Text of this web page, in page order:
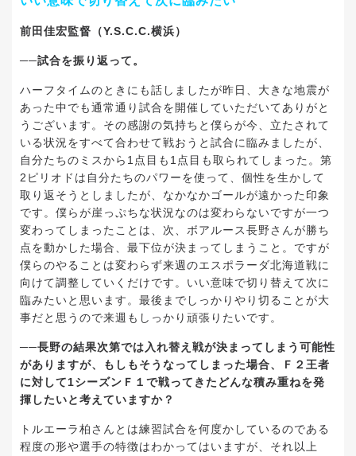
前田佳宏監督（Y.S.C.C.横浜）
──試合を振り返って。
ハーフタイムのときにも話しましたが昨日、大きな地震が
あった中でも通常通り試合を開催していただいてありがと
うございます。その感謝の気持ちと僕らが今、立たされて
いる状況をすべて合わせて戦おうと試合に臨みましたが、
自分たちのミスから1点目も1点目も取られてしまった。第
2ピリオドは自分たちのパワーを使って、個性を生かして
取り返そうとしましたが、なかなかゴールが遠かった印象
です。僕らが崖っぷちな状況なのは変わらないですが一つ
変わってしまったことは、次、ボアルース長野さんが勝ち
点を動かした場合、最下位が決まってしまうこと。ですが
僕らのやることは変わらず来週のエスポラーダ北海道戦に
向けて調整していくだけです。いい意味で切り替えて次に
臨みたいと思います。最後までしっかりやり切ることが大
事だと思うので来週もしっかり頑張りたいです。
──長野の結果次第では入れ替え戦が決まってしまう可能性
がありますが、もしもそうなってしまった場合、Ｆ２王者
に対して1シーズンＦ１で戦ってきたどんな積み重ねを発
揮したいと考えていますか？
トルエーラ柏さんとは練習試合を何度かしているのである
程度の形や選手の特徴はわかってはいますが、それ以上